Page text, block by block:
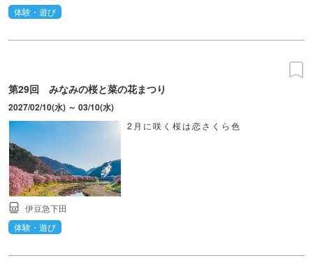
体験・遊び
第29回 みなみの桜と菜の花まつり
2027/02/10(水) ～ 03/10(水)
2月に咲く桜は恋さくら色
伊豆急下田
体験・遊び